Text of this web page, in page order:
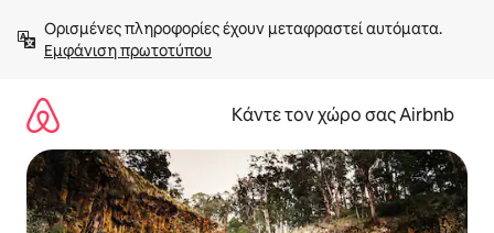
στο
περιεχόμενοΕμφάνιση πρωτοτύπου
Κάντε τον χώρο σας Airbnb